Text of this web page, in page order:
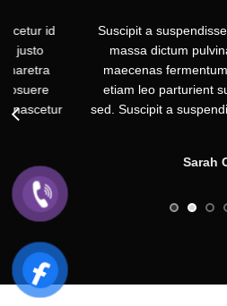
Suscipit a suspendisse aliquam
massa dictum pulvinar a erat
maecenas fermentum. Lacus
etiam leo parturient
sed. Suscipit a suspendisse
Sarah Connor